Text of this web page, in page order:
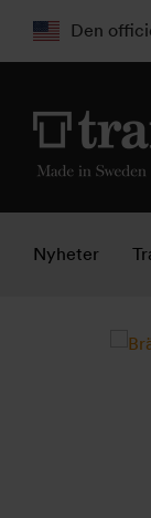
Den
Nyheter